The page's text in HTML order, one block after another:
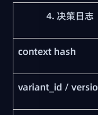
4. 决策日志
context hash
variant_id /